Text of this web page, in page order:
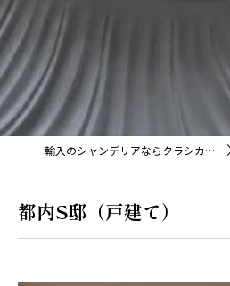
輸入のシャンデリアならクラシカ株式会社
都内S邸（戸建て）